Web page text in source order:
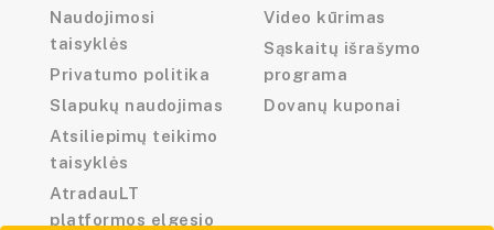
Naudojimosi
taisyklės
Privatumo politika
Slapukų naudojimas
Atsiliepimų teikimo
taisyklės
AtradauLT
platformos elgesio
Video kūrimas
Sąskaitų išrašymo
programa
Dovanų kuponai